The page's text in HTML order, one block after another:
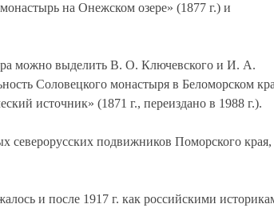
на Онежском озере» (1877 г.) и
можно выделить В. О. Ключевского и И. А.
Соловецкого монастыря в Беломорском
источник» (1871 г., переиздано в 1988 г.).
северорусских подвижников Поморского края,
и после 1917 г. как российскими